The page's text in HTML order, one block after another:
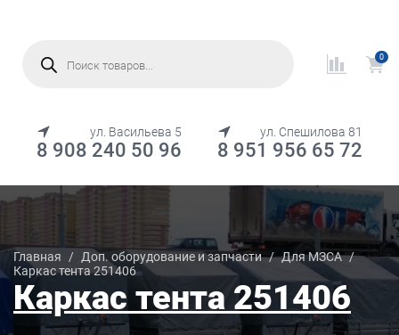
ул. Васильева 5
8 908 240 50 96
ул. Спешилова 81
8 951 956 65 72
0
Главная / Доп. оборудование и запчасти / Для МЗСА /
Каркас тента 251406
Каркас тента 251406